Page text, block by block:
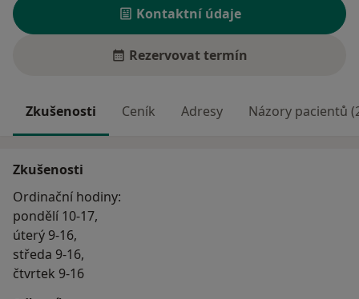
Kontaktní údaje
Rezervovat termín
Zkušenosti Ceník Adresy Názory pacientů
Zkušenosti
Ordinační hodiny:
pondělí 10-17,
úterý 9-16,
středa 9-16,
čtvrtek 9-16